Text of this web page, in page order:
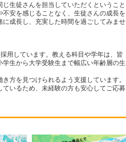
生徒さんを担当していただくということ
安を感じることなく、生徒さんの成長を
成長し、充実した時間を過ごしてみませ
用しています。教える科目や学年は、皆
生から大学受験生まで幅広い年齢層の生
方を見つけられるよう支援しています。
いるため、未経験の方も安心してご応募